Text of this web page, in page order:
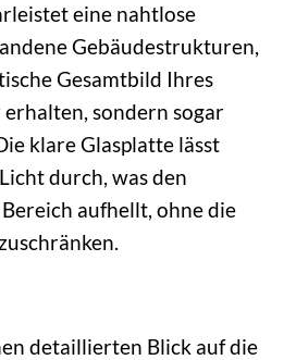
eine nahtlose
Gebäudestrukturen,
Gesamtbild Ihres
sondern sogar
klare Glasplatte lässt
durch, was den
aufhellt, ohne die
detaillierten Blick auf die